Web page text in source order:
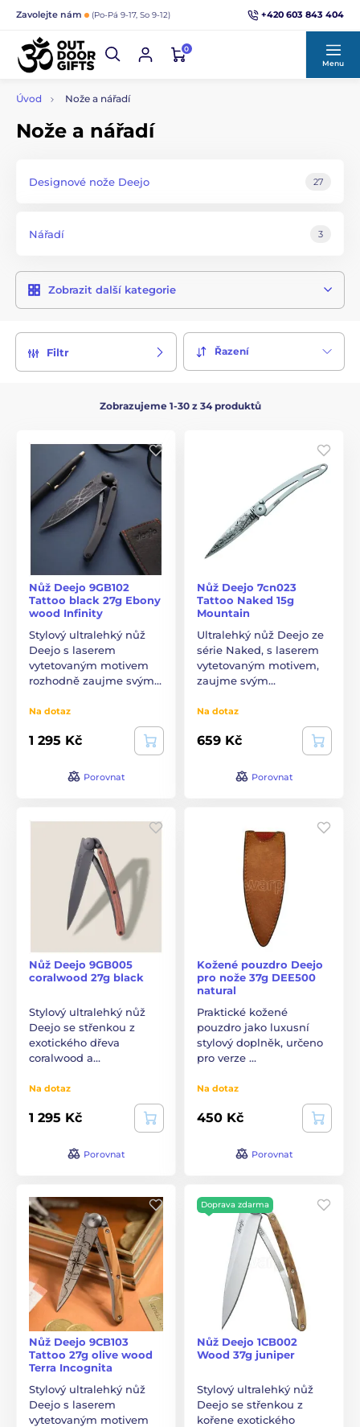
Zavolejte nám (Po-Pá 9-17, So 9-12) +420 603 843 404
0
Menu
Úvod Nože a nářadí
Nože a nářadí
Designové nože Deejo 27
Nářadí 3
Zobrazit další kategorie
Filtr Řazení
Zobrazujeme 1-30 z 34 produktů
Nůž Deejo 9GB102
Tattoo black 27g Ebony
wood Infinity
Stylový ultralehký nůž
Deejo s laserem
vytetovaným motivem
rozhodně zaujme svým…
Na dotaz
1 295 Kč
Porovnat
Nůž Deejo 7cn023
Tattoo Naked 15g
Mountain
Ultralehký nůž Deejo ze
série Naked, s laserem
vytetovaným motivem,
zaujme svým…
Na dotaz
659 Kč
Porovnat
Nůž Deejo 9GB005
coralwood 27g black
Stylový ultralehký nůž
Deejo se střenkou z
exotického dřeva
coralwood a…
Na dotaz
1 295 Kč
Porovnat
Kožené pouzdro Deejo
pro nože 37g DEE500
natural
Praktické kožené
pouzdro jako luxusní
stylový doplněk, určeno
pro verze …
Na dotaz
450 Kč
Porovnat
Nůž Deejo 9CB103
Tattoo 27g olive wood
Terra Incognita
Stylový ultralehký nůž
Deejo s laserem
vytetovaným motivem
Doprava zdarma
Nůž Deejo 1CB002
Wood 37g juniper
Stylový ultralehký nůž
Deejo se střenkou z
kořene exotického